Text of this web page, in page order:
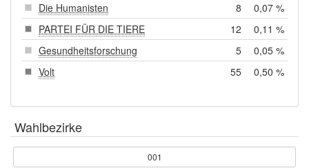
Die Humanisten
8
0,07 %
PARTEI FÜR DIE TIERE
12
0,11 %
Gesundheitsforschung
5
0,05 %
Volt
55 0,50 %
Wahlbezirke
001